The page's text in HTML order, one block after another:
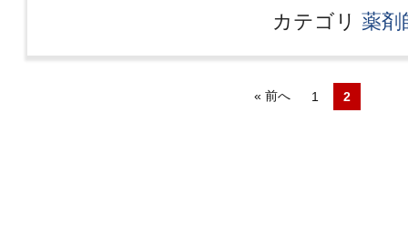
カテゴリ 薬剤
« 前へ 1 2